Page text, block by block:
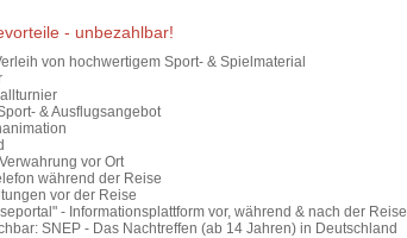
- unbezahlbar!
von hochwertigem Sport- & Spielmaterial
& Ausflugsangebot
vor Ort
während der Reise
vor der Reise
- Informationsplattform vor, während & nach der Reise
SNEP - Das Nachtreffen (ab 14 Jahren) in Deutschland